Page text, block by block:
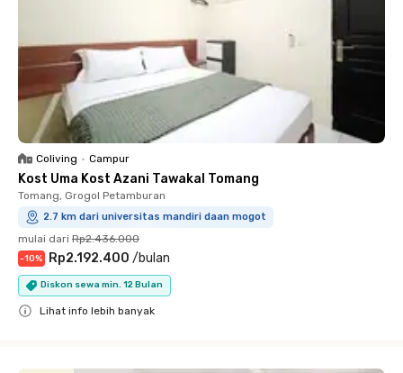
Coliving • Campur
Kost Uma Kost Azani Tawakal Tomang
Tomang, Grogol Petamburan
2.7 km dari universitas mandiri daan mogot
mulai dari Rp2.436.000
-10% Rp2.192.400 /bulan
Diskon sewa min. 12 Bulan
Lihat info lebih banyak